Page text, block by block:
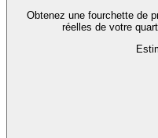
Obtenez une fourchette de
réelles de votre